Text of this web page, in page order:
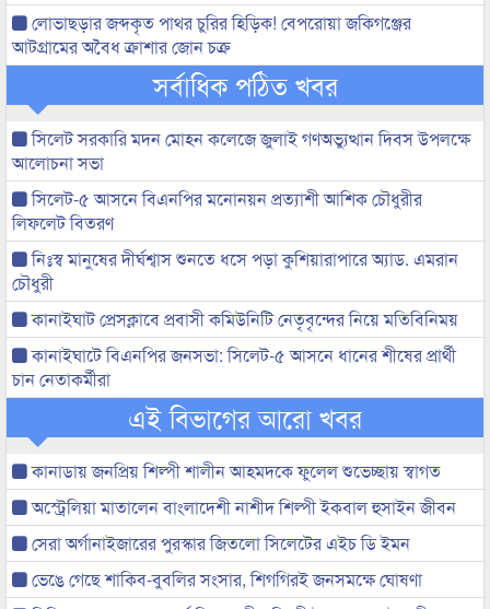
লোভাছড়ার জব্দকৃত পাথর চুরির হিড়িক! বেপরোয়া জকিগঞ্জের
আটগ্রামের অবৈধ ক্রাশার জোন চক্র
সর্বাধিক পঠিত খবর
সিলেট সরকারি মদন মোহন কলেজে জুলাই গণঅভ্যুত্থান দিবস উপলক্ষে
আলোচনা সভা
সিলেট-৫ আসনে বিএনপির মনোনয়ন প্রত্যাশী আশিক চৌধুরীর
লিফলেট বিতরণ
নিঃস্ব মানুষের দীর্ঘশ্বাস শুনতে ধসে পড়া কুশিয়ারাপারে অ্যাড. এমরান
চৌধুরী
কানাইঘাট প্রেসক্লাবে প্রবাসী কমিউনিটি নেতৃবৃন্দের নিয়ে মতিবিনিময়
কানাইঘাটে বিএনপির জনসভা: সিলেট-৫ আসনে ধানের শীষের প্রার্থী
চান নেতাকর্মীরা
এই বিভাগের আরো খবর
কানাডায় জনপ্রিয় শিল্পী শালীন আহমদকে ফুলেল শুভেচ্ছায় স্বাগত
অস্ট্রেলিয়া মাতালেন বাংলাদেশী নাশীদ শিল্পী ইকবাল হুসাইন জীবন
সেরা অর্গানাইজারের পুরস্কার জিতলো সিলেটের এইচ ডি ইমন
ভেঙে গেছে শাকিব-বুবলির সংসার, শিগগিরই জনসমক্ষে ঘোষণা